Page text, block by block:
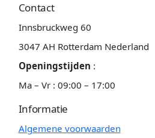
Contact
Innsbruckweg 60
3047 AH Rotterdam Nederland
Openingstijden :
Ma – Vr : 09:00 – 17:00
Informatie
Algemene voorwaarden